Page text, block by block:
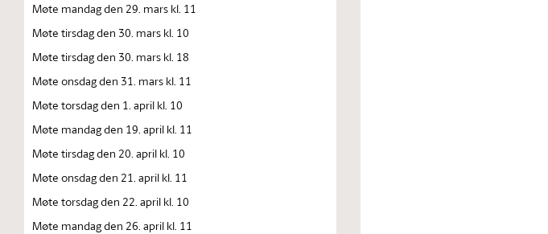
Møte mandag den 29. mars kl. 11
Møte tirsdag den 30. mars kl. 10
Møte tirsdag den 30. mars kl. 18
Møte onsdag den 31. mars kl. 11
Møte torsdag den 1. april kl. 10
Møte mandag den 19. april kl. 11
Møte tirsdag den 20. april kl. 10
Møte onsdag den 21. april kl. 11
Møte torsdag den 22. april kl. 10
Møte mandag den 26. april kl. 11